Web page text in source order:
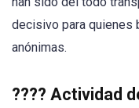
decisivo para quienes
anónimas.
???? Actividad